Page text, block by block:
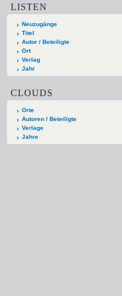
LISTEN
Neuzugänge
Titel
Autor / Beteiligte
Ort
Verlag
Jahr
CLOUDS
Orte
Autoren / Beteiligte
Verlage
Jahre